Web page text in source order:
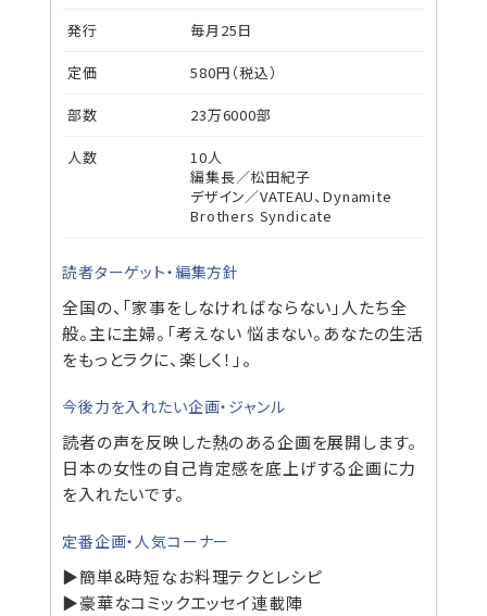
発行 毎月25日
定価 580円（税込）
部数 23万6000部
人数
10人
編集長／松田紀子
デザイン／VATEAU、Dynamite
Brothers Syndicate
読者ターゲット・編集方針
全国の、「家事をしなければならない」人たち全
般。主に主婦。「考えない 悩まない。あなたの生活
をもっとラクに、楽しく！」。
今後力を入れたい企画・ジャンル
読者の声を反映した熱のある企画を展開します。
日本の女性の自己肯定感を底上げする企画に力
を入れたいです。
定番企画・人気コーナー
▶簡単&時短なお料理テクとレシピ
▶豪華なコミックエッセイ連載陣